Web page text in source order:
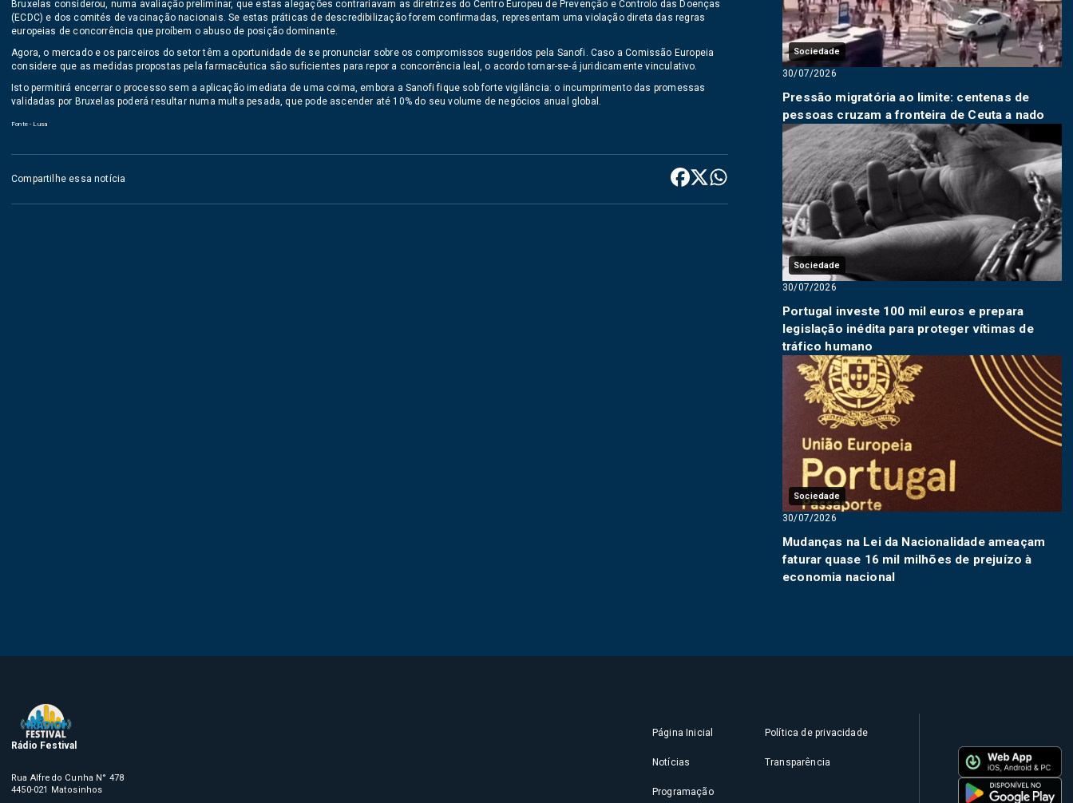
Bruxelas considerou, numa avaliação preliminar, que estas alegações contrariavam as diretrizes do Centro Europeu de Prevenção e Controlo das Doenças
(ECDC) e dos comités de vacinação nacionais. Se estas práticas de descredibilização forem confirmadas, representam uma violação direta das regras
europeias de concorrência que proíbem o abuso de posição dominante.
Agora, o mercado e os parceiros do setor têm a oportunidade de se pronunciar sobre os compromissos sugeridos pela Sanofi. Caso a Comissão Europeia
considere que as medidas propostas pela farmacêutica são suficientes para repor a concorrência leal, o acordo tornar-se-á juridicamente vinculativo.
Isto permitirá encerrar o processo sem a aplicação imediata de uma coima, embora a Sanofi fique sob forte vigilância: o incumprimento das promessas
validadas por Bruxelas poderá resultar numa multa pesada, que pode ascender até 10% do seu volume de negócios anual global.
Fonte - Lusa
Compartilhe essa notícia
Sociedade
30/07/2026
Pressão migratória ao limite: centenas de
pessoas cruzam a fronteira de Ceuta a nado
Sociedade
30/07/2026
Portugal investe 100 mil euros e prepara
legislação inédita para proteger vítimas de
tráfico humano
Sociedade
30/07/2026
Mudanças na Lei da Nacionalidade ameaçam
faturar quase 16 mil milhões de prejuízo à
economia nacional
Rádio Festival
Rua Alfredo Cunha N° 478
4450-021 Matosinhos
Página Inicial
Notícias
Programação
Política de privacidade
Transparência